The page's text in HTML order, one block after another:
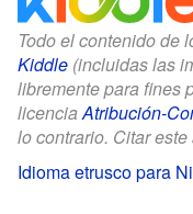
Todo el contenido de
Kiddle (incluidas las
libremente para fines
licenciaAtribución-
lo contrario. Citar
Idioma etrusco para